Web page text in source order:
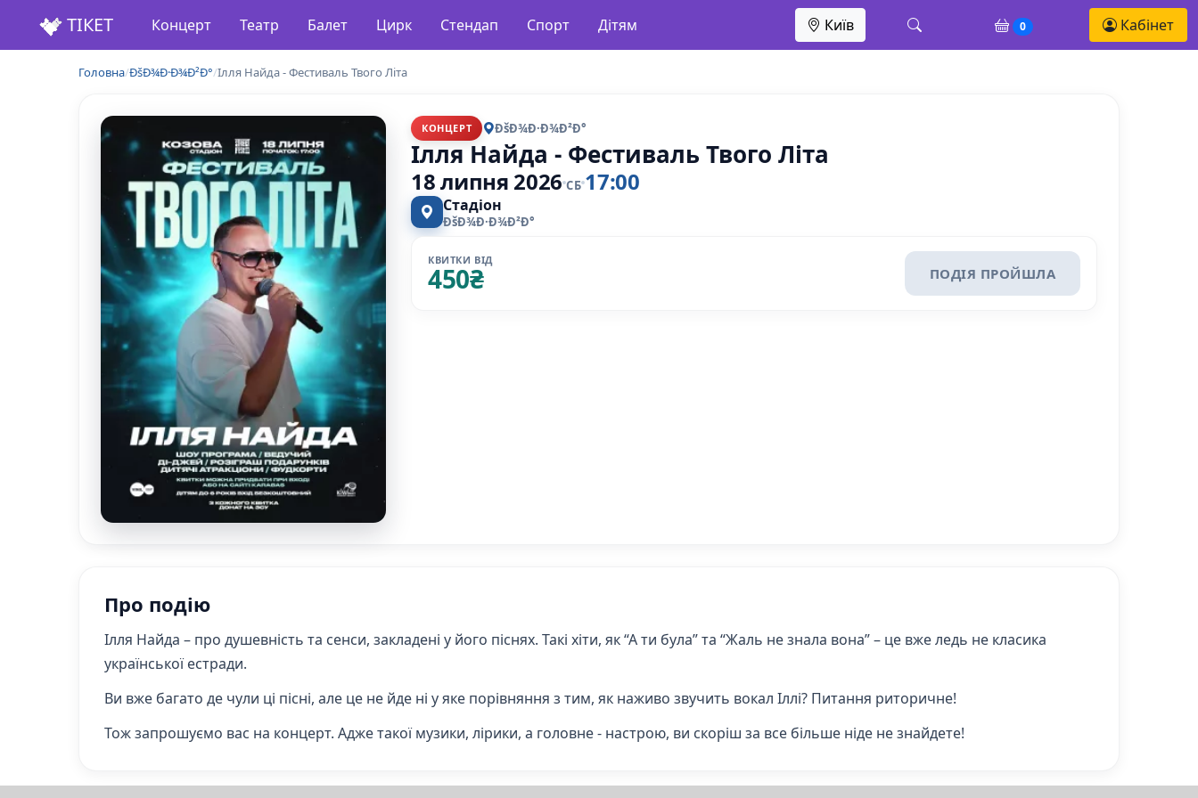
ТІКЕТ Концерт Театр Балет Цирк Стендап Спорт Дітям Київ 0 Кабінет
Головна/ÐšÐ¾Ð·Ð¾Ð²Ð°/Ілля Найда - Фестиваль Твого Літа
КОНЦЕРТ ÐšÐ¾Ð·Ð¾Ð²Ð°
Ілля Найда - Фестиваль Твого Літа
18 липня 2026 СБ 17:00
Стадіон
ÐšÐ¾Ð·Ð¾Ð²Ð°
КВИТКИ ВІД
450₴ ПОДІЯ ПРОЙШЛА
Про подію
Ілля Найда – про душевність та сенси, закладені у його піснях. Такі хіти, як “А ти була” та “Жаль не знала вона” – це вже ледь не класика
української естради.
Ви вже багато де чули ці пісні, але це не йде ні у яке порівняння з тим, як наживо звучить вокал Іллі? Питання риторичне!
Тож запрошуємо вас на концерт. Адже такої музики, лірики, а головне - настрою, ви скоріш за все більше ніде не знайдете!